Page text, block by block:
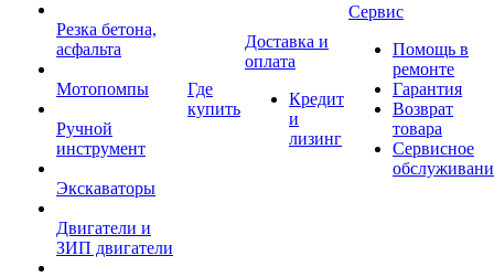
Резка бетона,
асфальта
Мотопомпы
Ручной
инструмент
Экскаваторы
Двигатели и
ЗИП двигатели
Где
купить
Доставка и
оплата
Кредит
и
лизинг
Сервис
Помощь в
ремонте
Гарантия
Возврат
товара
Сервисное